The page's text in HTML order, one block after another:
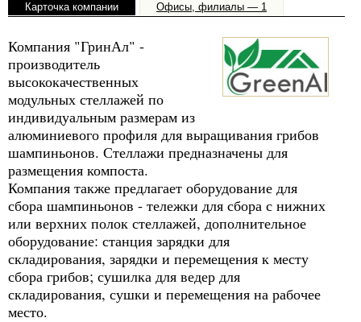
Карточка компании Офисы, филиалы — 1
Компания "ГринАл" -
производитель
высококачественных
модульных стеллажей по
индивидуальным размерам из
алюминиевого профиля для выращивания грибов
шампиньонов. Стеллажи предназначены для
размещения компоста.
Компания также предлагает оборудование для
сбора шампиньонов - тележки для сбора с нижних
или верхних полок стеллажей, дополнительное
оборудование: станция зарядки для
складирования, зарядки и перемещения к месту
сбора грибов; сушилка для ведер для
складирования, сушки и перемещения на рабочее
место.